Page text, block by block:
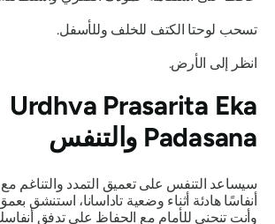
تسحب لوحتا الكتف للخلف وللأسفل.
انظر إلى الأرض.
Urdhva Prasarita Eka
Padasanaوالتنفس
سيساعد التنفس على تعميق التمدد والتناغم مع
أنفاسًا هادئة أثناء وضعية تاداسانا، استنشق
وأنت تنحني للأمام مع الحفاظ على تدفق